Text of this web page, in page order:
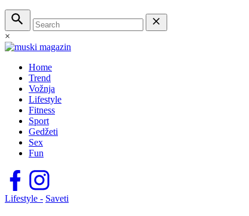
×
Home
Trend
Vožnja
Lifestyle
Fitness
Sport
Gedžeti
Sex
Fun
Lifestyle - Saveti